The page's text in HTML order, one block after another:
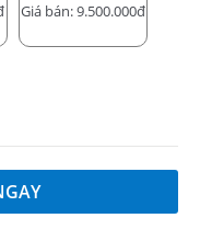
Giá bán: 9.500.000đ